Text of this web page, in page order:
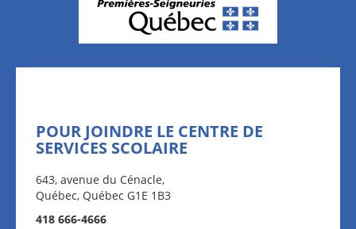
POUR JOINDRE LE CENTRE DE
SERVICES SCOLAIRE
643, avenue du Cénacle,
Québec, Québec G1E 1B3
418 666-4666